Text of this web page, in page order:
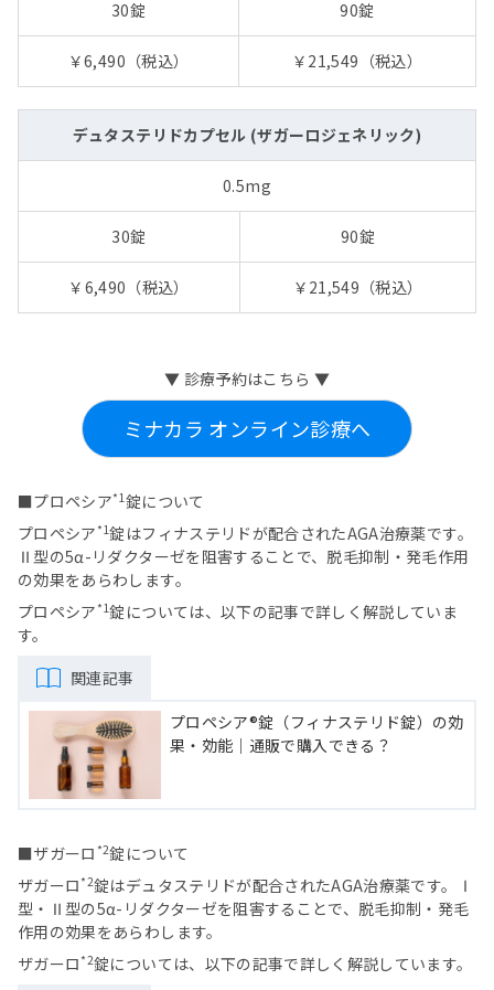
30錠 90錠
￥6,490（税込） ￥21,549（税込）
デュタステリドカプセル (ザガーロジェネリック)
0.5mg
30錠 90錠
￥6,490（税込） ￥21,549（税込）
▼ 診療予約はこちら ▼
ミナカラ オンライン診療へ
■プロペシア*1 錠について
プロペシア*1錠はフィナステリドが配合されたAGA治療薬です。
Ⅱ型の5α-リダクターゼを阻害することで、脱毛抑制・発毛作用
の効果をあらわします。
プロペシア*1錠については、以下の記事で詳しく解説していま
す。
関連記事
プロペシア®錠（フィナステリド錠）の効
果・効能｜通販で購入できる？
■ザガーロ *2錠について
ザガーロ*2錠はデュタステリドが配合されたAGA治療薬です。Ⅰ
型・Ⅱ型の5α-リダクターゼを阻害することで、脱毛抑制・発毛
作用の効果をあらわします。
ザガーロ*2錠については、以下の記事で詳しく解説しています。